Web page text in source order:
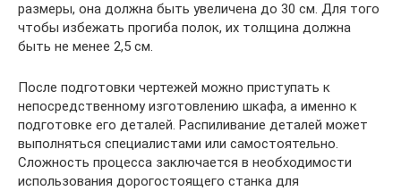
размеры, она должна быть увеличена до 30 см. Для того
чтобы избежать прогиба полок, их толщина должна
быть не менее 2,5 см.
После подготовки чертежей можно приступать к
непосредственному изготовлению шкафа, а именно к
подготовке его деталей. Распиливание деталей может
выполняться специалистами или самостоятельно.
Сложность процесса заключается в необходимости
использования дорогостоящего станка для